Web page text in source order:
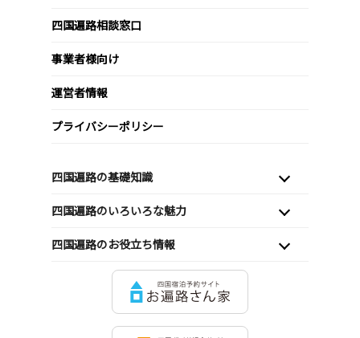
四国遍路相談窓口
事業者様向け
運営者情報
プライバシーポリシー
四国遍路の基礎知識
四国遍路のいろいろな魅力
四国遍路のお役立ち情報